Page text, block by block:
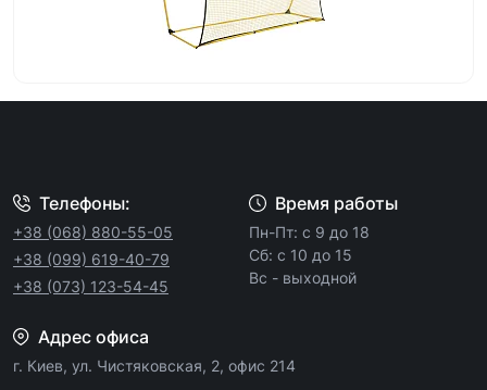
Телефоны:
+38 (068) 880-55-05
+38 (099) 619-40-79
+38 (073) 123-54-45
Время работы
Пн-Пт: с 9 до 18
Сб: с 10 до 15
Вс - выходной
Адрес офиса
г. Киев, ул. Чистяковская, 2, офис 214